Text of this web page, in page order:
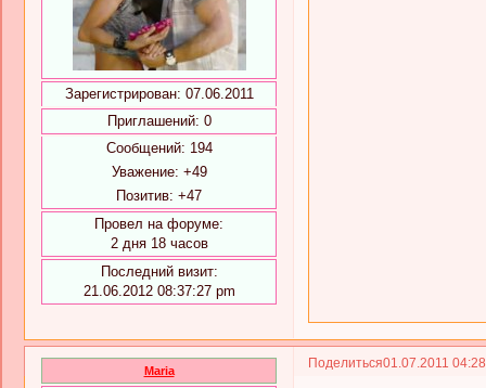
Зарегистрирован: 07.06.2011
Приглашений: 0
Сообщений: 194
Уважение: +49
Позитив: +47
Провел на форуме:
2 дня 18 часов
Последний визит:
21.06.2012 08:37:27 pm
Поделиться01.07.2011
Maria